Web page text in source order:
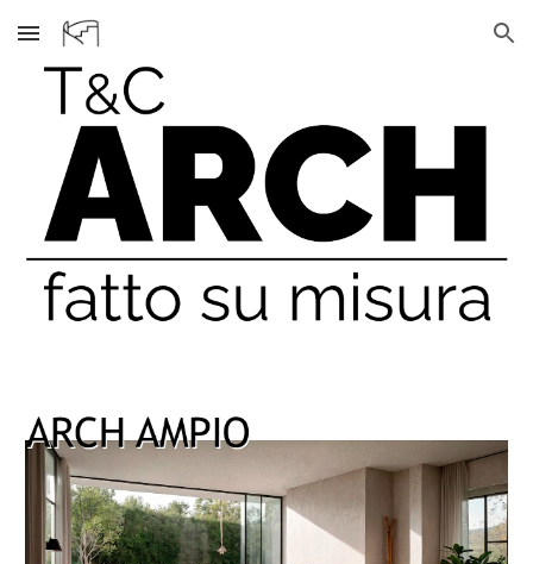
Skip to main content Skip to navigation